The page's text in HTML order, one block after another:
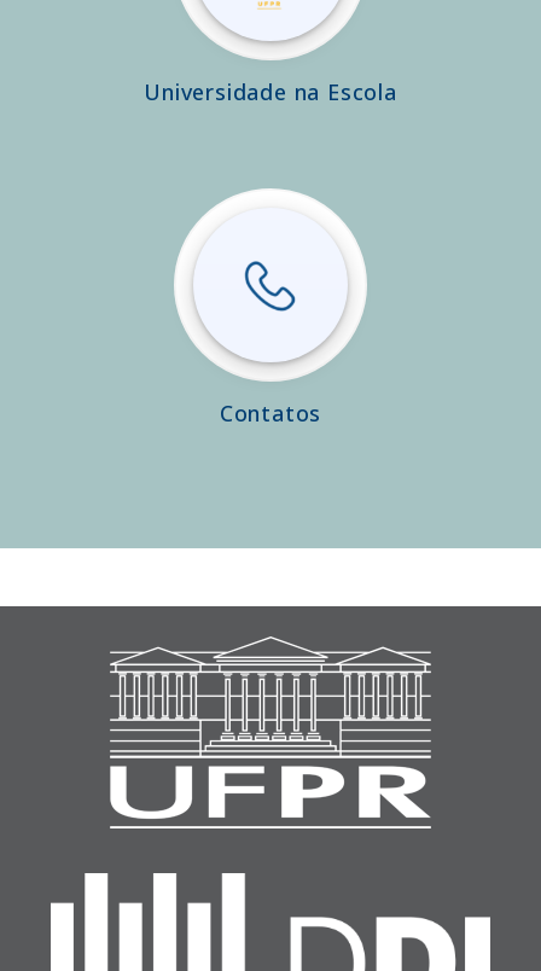
Universidade na Escola
Contatos